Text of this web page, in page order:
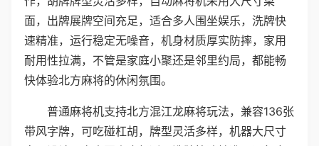
面，出牌展牌空间充足，适合多人围坐娱乐，洗牌快
速精准，运行稳定无噪音，机身材质厚实防摔，家用
耐用性拉满，不管是家庭小聚还是邻里约局，都能畅
快体验北方麻将的休闲氛围。
普通麻将机支持北方混江龙麻将玩法，兼容136张
带风字牌，可吃碰杠胡，牌型灵活多样，机器大尺寸